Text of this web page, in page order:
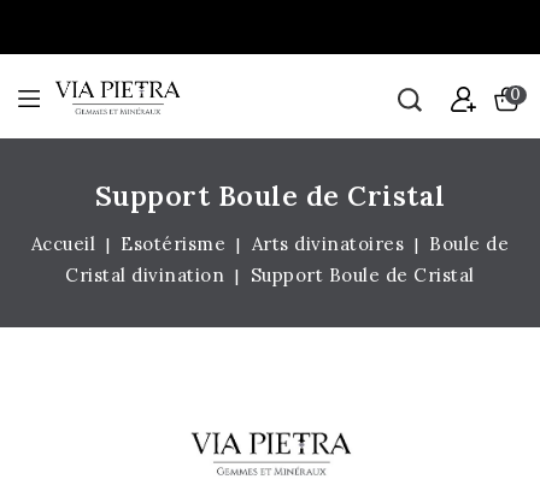
0
Support Boule de Cristal
Accueil Esotérisme Arts divinatoires
Boule de
Cristal divination
Support Boule de Cristal